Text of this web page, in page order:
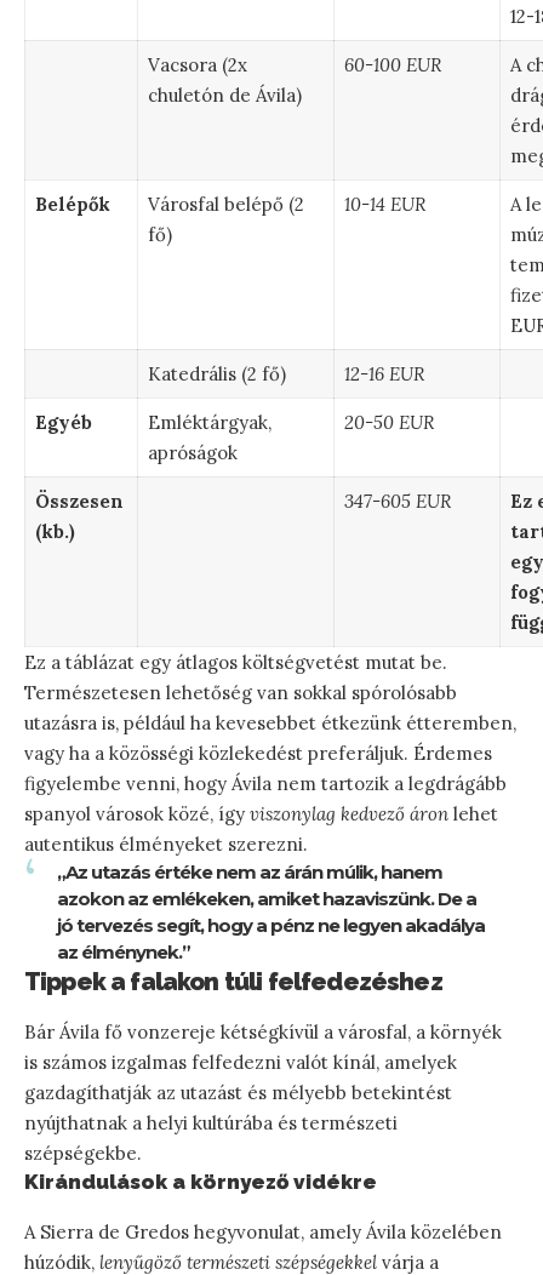
12-
Vacsora (2x
chuletón de Ávila)
60-100 EUR
A
Belépők
Városfal belépő (2
fő)
10-14 EUR
A
Katedrális (2 fő) 12-16 EUR
Egyéb
Emléktárgyak,
apróságok
20-50 EUR
Összesen
(kb.)
347-605 EUR
Ez
Ez a táblázat egy átlagos költségvetést mutat be.
Természetesen lehetőség van sokkal spórolósabb
utazásra is, például ha kevesebbet étkezünk étteremben,
vagy ha a közösségi közlekedést preferáljuk. Érdemes
figyelembe venni, hogy Ávila nem tartozik a legdrágább
spanyol városok közé, így viszonylag kedvező áron lehet
autentikus élményeket szerezni.
„Az utazás értéke nem az árán múlik, hanem
azokon az emlékeken, amiket hazaviszünk. De a
jó tervezés segít, hogy a pénz ne legyen akadálya
az élménynek.”
Tippek a falakon túli felfedezéshez
Bár Ávila fő vonzereje kétségkívül a városfal, a környék
is számos izgalmas felfedezni valót kínál, amelyek
gazdagíthatják az utazást és mélyebb betekintést
nyújthatnak a helyi kultúrába és természeti
szépségekbe.
Kirándulások a környező vidékre
A Sierra de Gredos hegyvonulat, amely Ávila közelében
húzódik, lenyűgöző természeti szépségekkel várja a